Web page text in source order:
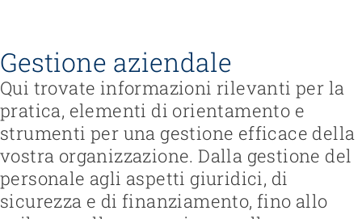
Gestione aziendale
Qui trovate informazioni rilevanti per la
pratica, elementi di orientamento e
strumenti per una gestione efficace della
vostra organizzazione. Dalla gestione del
personale agli aspetti giuridici, di
sicurezza e di finanziamento, fino allo